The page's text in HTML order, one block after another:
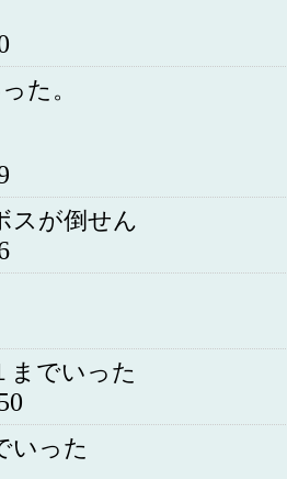
た。
スが倒せん
までいった
いった